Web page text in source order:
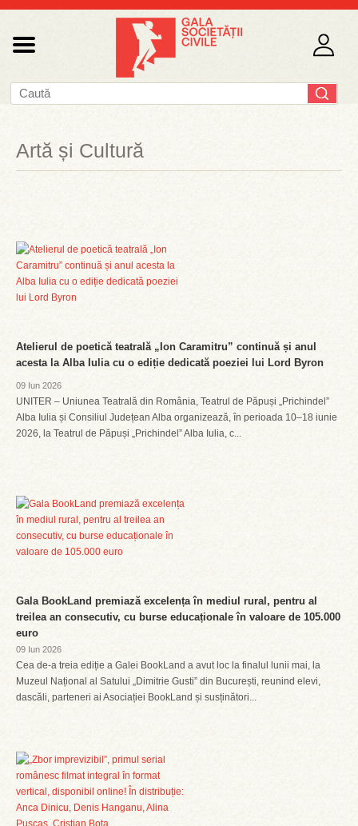
Artă și Cultură
Atelierul de poetică teatrală „Ion Caramitru” continuă și anul
acesta la Alba Iulia cu o ediție dedicată poeziei lui Lord Byron
09 Iun 2026
UNITER – Uniunea Teatrală din România, Teatrul de Păpuși „Prichindel”
Alba Iulia și Consiliul Județean Alba organizează, în perioada 10–18 iunie
2026, la Teatrul de Păpuși „Prichindel” Alba Iulia, c...
Gala BookLand premiază excelența în mediul rural, pentru al
treilea an consecutiv, cu burse educaționale în valoare de 105.000
euro
09 Iun 2026
Cea de-a treia ediție a Galei BookLand a avut loc la finalul lunii mai, la
Muzeul Național al Satului „Dimitrie Gusti” din București, reunind elevi,
dascăli, parteneri ai Asociației BookLand și susținători...